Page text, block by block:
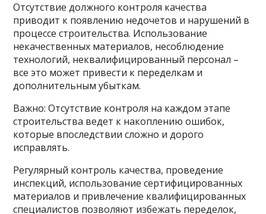
Отсутствие должного контроля качества
приводит к появлению недочетов и нарушений в
процессе строительства. Использование
некачественных материалов, несоблюдение
технологий, неквалифицированный персонал –
все это может привести к переделкам и
дополнительным убыткам.
Важно: Отсутствие контроля на каждом этапе
строительства ведет к накоплению ошибок,
которые впоследствии сложно и дорого
исправлять.
Регулярный контроль качества, проведение
инспекций, использование сертифицированных
материалов и привлечение квалифицированных
специалистов позволяют избежать переделок,